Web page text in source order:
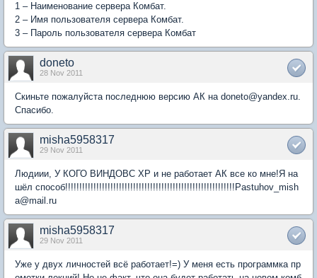
1 – Наименование сервера Комбат.
2 – Имя пользователя сервера Комбат.
3 – Пароль пользователя сервера Комбат
doneto
28 Nov 2011
Скиньте пожалуйста последнюю версию АК на doneto@yandex.ru.
Спасибо.
misha5958317
29 Nov 2011
Людиии, У КОГО ВИНДОВС XP и не работает АК все ко мне!Я на
шёл способ!!!!!!!!!!!!!!!!!!!!!!!!!!!!!!!!!!!!!!!!!!!!!!!!!!!!!!!!!!!!Pastuhov_mish
a@mail.ru
misha5958317
29 Nov 2011
Уже у двух личностей всё работает!=) У меня есть программка пр